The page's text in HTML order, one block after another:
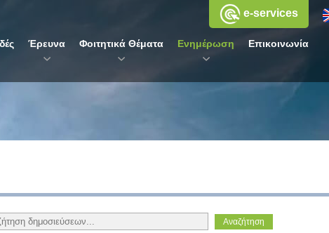
Έρευνα Φοιτητικά Θέματα Ενημέρωση Επικοινωνία
e-services